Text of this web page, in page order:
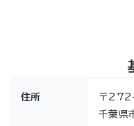
住所
〒
千葉県